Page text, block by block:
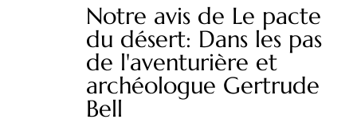
Notre avis de Le pacte
du désert: Dans les pas
de l'aventurière et
archéologue Gertrude
Bell